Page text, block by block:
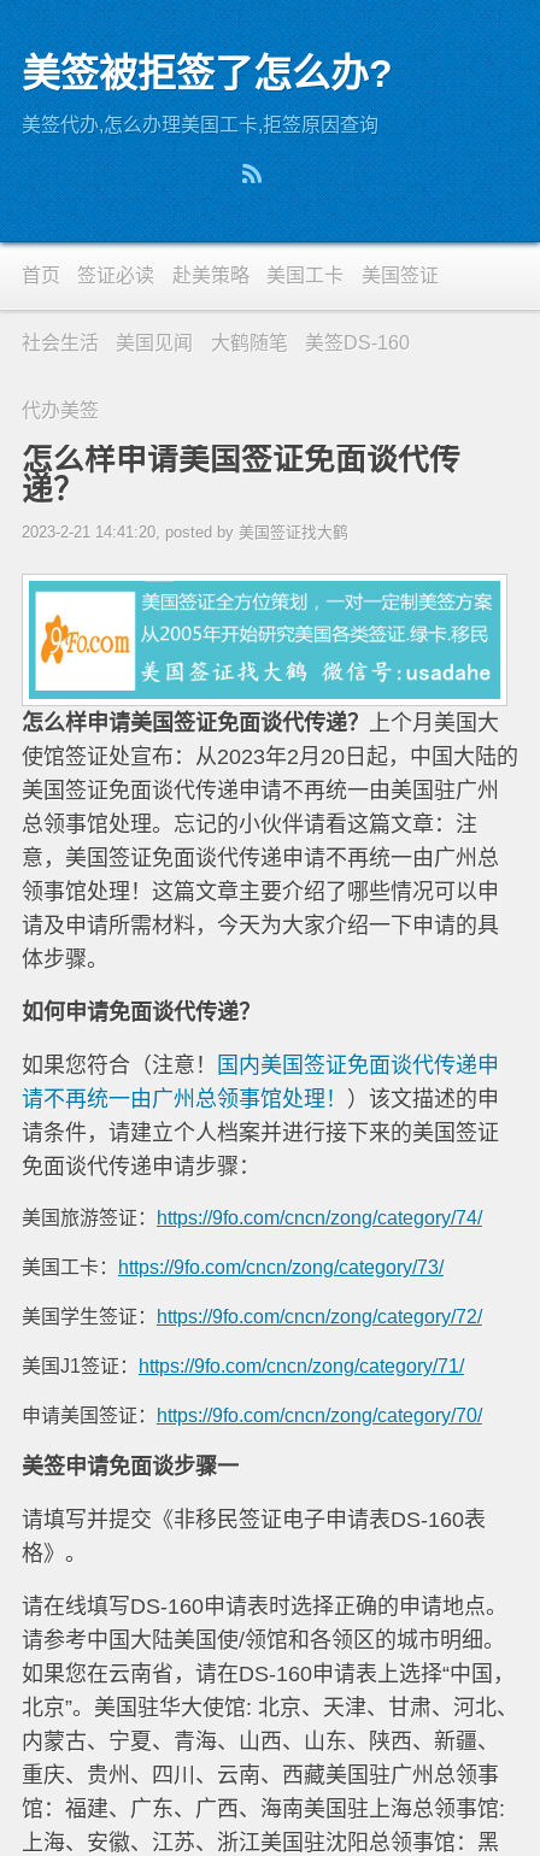
美签被拒签了怎么办?
美签代办,怎么办理美国工卡,拒签原因查询
首页 签证必读 赴美策略 美国工卡 美国签证
社会生活 美国见闻 大鹤随笔 美签DS-160
代办美签
怎么样申请美国签证免面谈代传
递？
2023-2-21 14:41:20, posted by 美国签证找大鹤
怎么样申请美国签证免面谈代传递？
上个月美国大
使馆签证处宣布：从2023年2月20日起，中国大陆的
美国签证免面谈代传递申请不再统一由美国驻广州
总领事馆处理。忘记的小伙伴请看这篇文章：注
意，美国签证免面谈代传递申请不再统一由广州总
领事馆处理！这篇文章主要介绍了哪些情况可以申
请及申请所需材料，今天为大家介绍一下申请的具
体步骤。
如何申请免面谈代传递？
如果您符合（注意！
国内美国签证免面谈代传递申
请不再统一由广州总领事馆处理！ ）该文描述的申
请条件，请建立个人档案并进行接下来的美国签证
免面谈代传递申请步骤：
美国旅游签证： https://9fo.com/cncn/zong/category/74/
美国工卡： https://9fo.com/cncn/zong/category/73/
美国学生签证： https://9fo.com/cncn/zong/category/72/
美国J1签证： https://9fo.com/cncn/zong/category/71/
申请美国签证： https://9fo.com/cncn/zong/category/70/
美签申请免面谈步骤一
请填写并提交《非移民签证电子申请表DS-160表
格》。
请在线填写DS-160申请表时选择正确的申请地点。
请参考中国大陆美国使/领馆和各领区的城市明细。
如果您在云南省，请在DS-160申请表上选择“中国，
北京”。美国驻华大使馆: 北京、天津、甘肃、河北、
内蒙古、宁夏、青海、山西、山东、陕西、新疆、
重庆、贵州、四川、云南、西藏美国驻广州总领事
馆：福建、广东、广西、海南美国驻上海总领事馆:
上海、安徽、江苏、浙江美国驻沈阳总领事馆：黑